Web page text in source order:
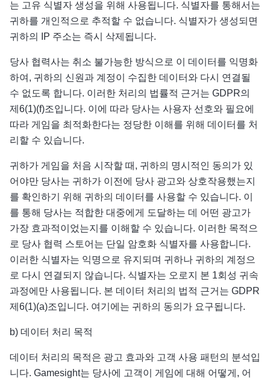
는 고유 식별자 생성을 위해 사용됩니다. 식별자를 통해서는
귀하를 개인적으로 추적할 수 없습니다. 식별자가 생성되면
귀하의 IP 주소는 즉시 삭제됩니다.
당사 협력사는 취소 불가능한 방식으로 이 데이터를 익명화
하여, 귀하의 신원과 계정이 수집한 데이터와 다시 연결될
수 없도록 합니다. 이러한 처리의 법률적 근거는 GDPR의
제6(1)(f)조입니다. 이에 따라 당사는 사용자 선호와 필요에
따라 게임을 최적화한다는 정당한 이해를 위해 데이터를 처
리할 수 있습니다.
귀하가 게임을 처음 시작할 때, 귀하의 명시적인 동의가 있
어야만 당사는 귀하가 이전에 당사 광고와 상호작용했는지
를 확인하기 위해 귀하의 데이터를 사용할 수 있습니다. 이
를 통해 당사는 적합한 대중에게 도달하는 데 어떤 광고가
가장 효과적이었는지를 이해할 수 있습니다. 이러한 목적으
로 당사 협력 스토어는 단일 암호화 식별자를 사용합니다.
이러한 식별자는 익명으로 유지되며 귀하나 귀하의 계정으
로 다시 연결되지 않습니다. 식별자는 오로지 본 1회성 귀속
과정에만 사용됩니다. 본 데이터 처리의 법적 근거는 GDPR
제6(1)(a)조입니다. 여기에는 귀하의 동의가 요구됩니다.
b) 데이터 처리 목적
데이터 처리의 목적은 광고 효과와 고객 사용 패턴의 분석입
니다. Gamesight는 당사에 고객이 게임에 대해 어떻게, 어